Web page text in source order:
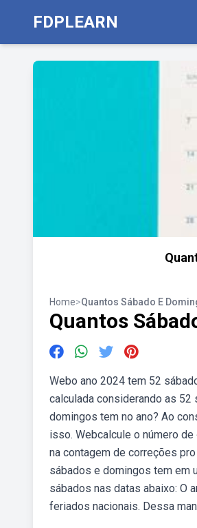
FDPLEARN
Home>Quantos Sábado E
Quantos
Webo ano 2024 tem 52
calculada considerando as 52
domingos tem no ano? Ao
isso. Webcalcule o número
na contagem de correções
sábados e domingos tem em
sábados nas datas abaixo: O
feriados nacionais. Dessa